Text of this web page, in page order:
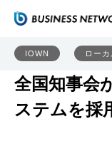
IOWN ロー
全国知事会
ステムを採